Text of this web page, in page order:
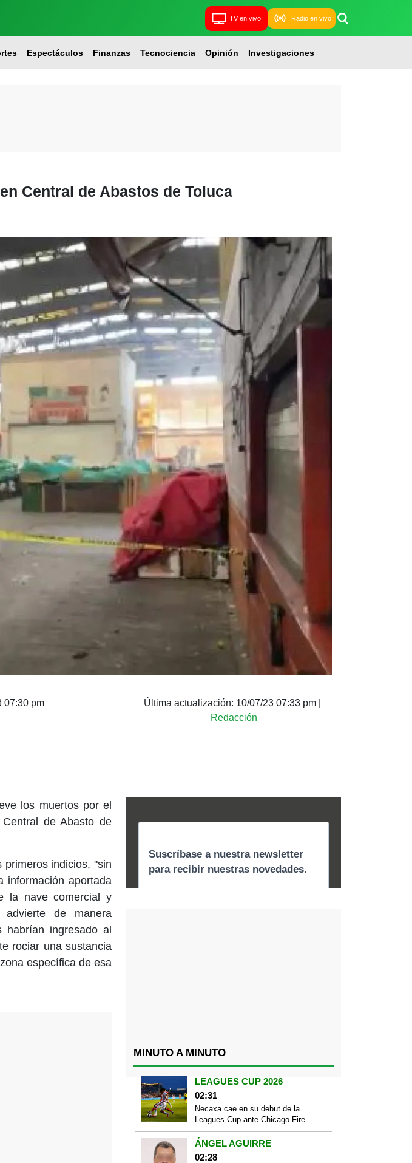
TV en vivo Radio en vivo
Espectáculos Finanzas Tecnociencia Opinión Investigaciones
Central de Abastos de Toluca
07:30 pm Última actualización: 10/07/23 07:33 pm
Redacción
los muertos por el
de Abasto de
indicios, "sin
información aportada
la nave comercial y
advierte de manera
habrían ingresado al
rociar una sustancia
específica de esa
MINUTO A MINUTO
LEAGUES CUP 2026
02:31
Necaxa cae en su debut de la
Leagues Cup ante Chicago Fire
ÁNGEL AGUIRRE
02:28